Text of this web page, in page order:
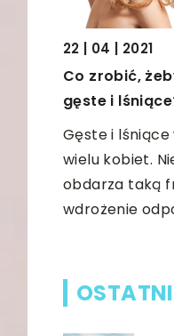
22 | 04 | 2021
Co zrobić,
gęste i
Gęste i lśniące
wielu kobiet.
obdarza taką
wdrożenie